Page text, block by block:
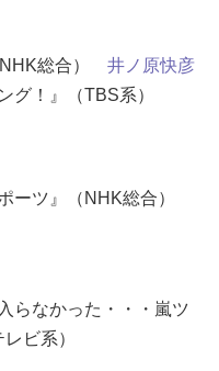
総合） 井ノ原快彦
！』（TBS系）
ーツ』（NHK総合）
らなかった・・・嵐ツ
ビ系）